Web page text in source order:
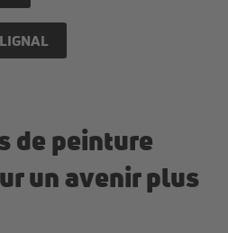
de peinture
un avenir plus